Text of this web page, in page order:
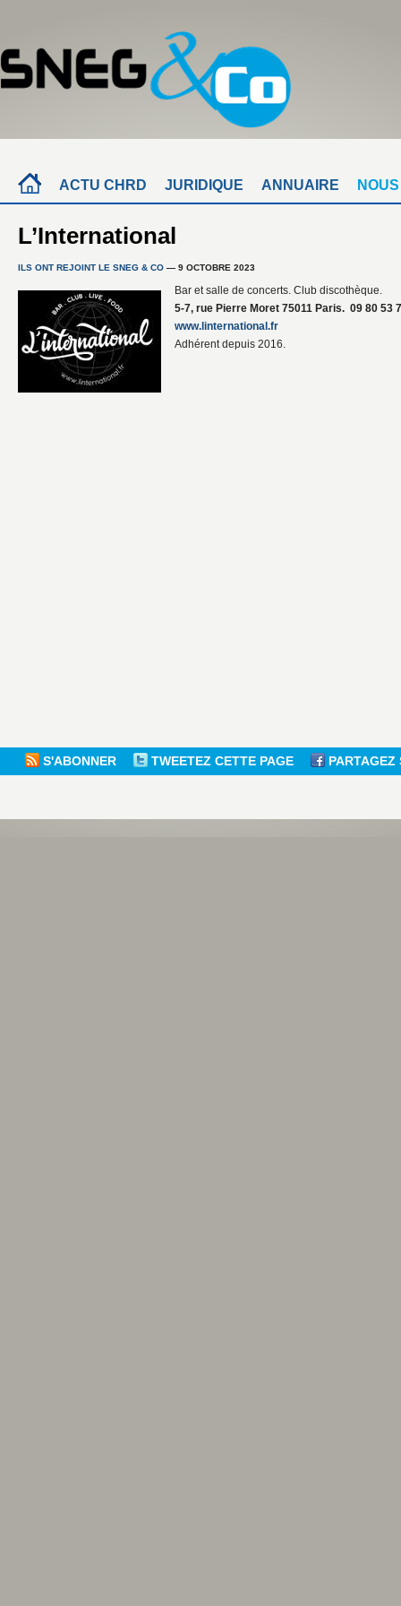
ACTU CHRD JURIDIQUE ANNUAIRE
L’International
ILS ONT REJOINT LE SNEG & CO — 9 OCTOBRE 2023
Bar et salle de concerts. Club discothèque.
5-7, rue Pierre Moret 75011 Paris. 09 80 53
www.linternational.fr
Adhérent depuis 2016.
S'ABONNER TWEETEZ CETTE PAGE PARTAGEZ